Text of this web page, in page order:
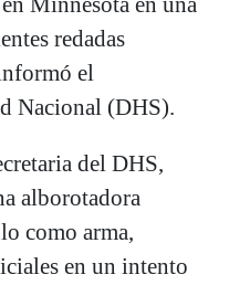
redadas
el
Nacional (DHS).
del DHS,
alborotadora
como arma,
en un intento